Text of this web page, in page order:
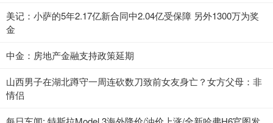
美记：小萨的5年2.17亿新合同中2.04亿受保障 另外1300万为奖
金
中金：房地产金融支持政策延期
山西男子在湖北蹲守一周连砍数刀致前女友身亡？女方父母：非
情侣